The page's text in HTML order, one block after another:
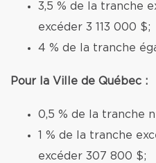
3,5 % de la tranche
excéder 3 113 000 $;
4 % de la tranche
Pour la Ville de Québec :
0,5 % de la tranche
1 % de la tranche
excéder 307 800 $;